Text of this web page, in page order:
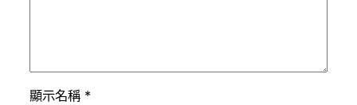
顯示名稱 *